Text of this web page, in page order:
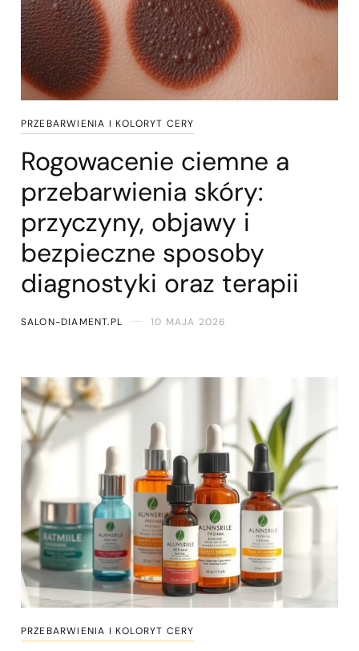
PRZEBARWIENIA I KOLORYT CERY
Rogowacenie ciemne a
przebarwienia skóry:
przyczyny, objawy i
bezpieczne sposoby
diagnostyki oraz terapii
SALON-DIAMENT.PL 10 MAJA 2026
PRZEBARWIENIA I KOLORYT CERY